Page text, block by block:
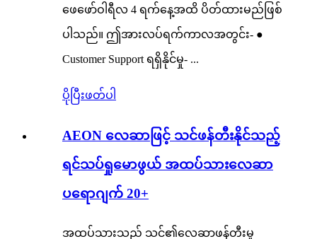
ဖေဖော်ဝါရီလ 4 ရက်နေ့အထိ ပိတ်ထားမည်ဖြစ်
ပါသည်။ ဤအားလပ်ရက်ကာလအတွင်း- ●
Customer Support ရရှိနိုင်မှု- ...
ပိုပြီးဖတ်ပါ
AEON လေဆာဖြင့် သင်ဖန်တီးနိုင်သည့်
ရင်သပ်ရှုမောဖွယ် အထပ်သားလေဆာ
ပရောဂျက် 20+
အထပ်သားသည် သင်၏လေဆာဖန်တီးမှု